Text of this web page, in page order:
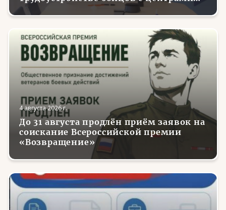
занятости в регионах России
4 августа 2026 г.
До 31 августа продлён приём заявок на
соискание Всероссийской премии
«Возвращение»